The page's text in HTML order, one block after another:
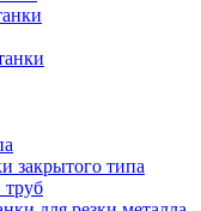
закрытого типа
труб